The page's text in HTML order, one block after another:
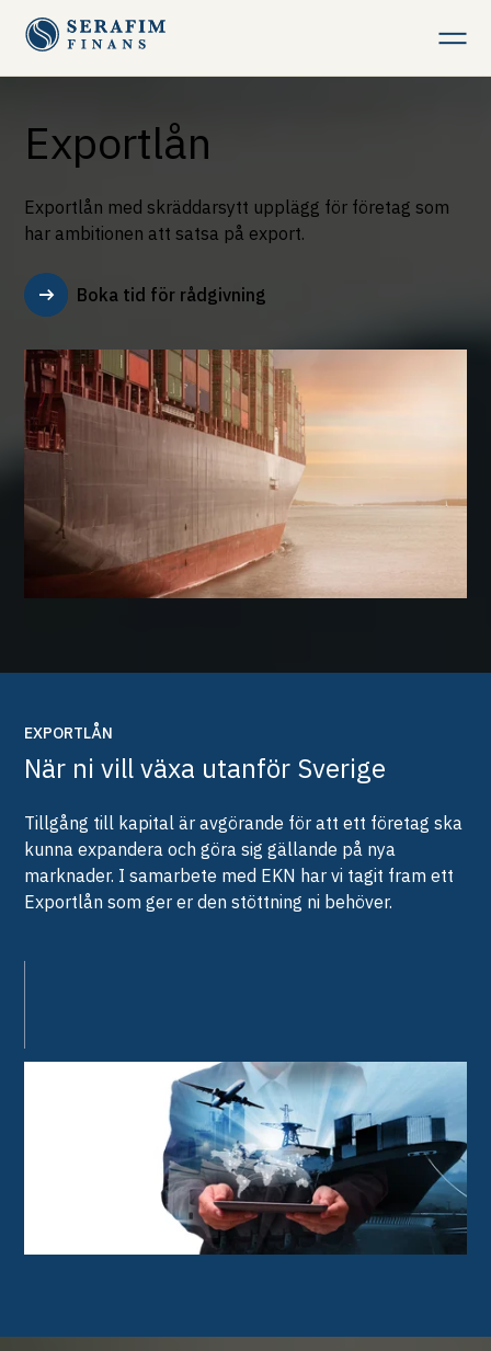
Fastighet
Privat
Om Serafim Finans
Kontakt
Exportlån
Exportlån med skräddarsytt upplägg för företag som
har ambitionen att satsa på export.
Boka tid för rådgivning
EXPORTLÅN
När ni vill växa utanför Sverige
Tillgång till kapital är avgörande för att ett företag ska
kunna expandera och göra sig gällande på nya
marknader. I samarbete med EKN har vi tagit fram ett
Exportlån som ger er den stöttning ni behöver.